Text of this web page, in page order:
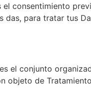
el consentimiento
das, para tratar tus
es el conjunto
objeto de